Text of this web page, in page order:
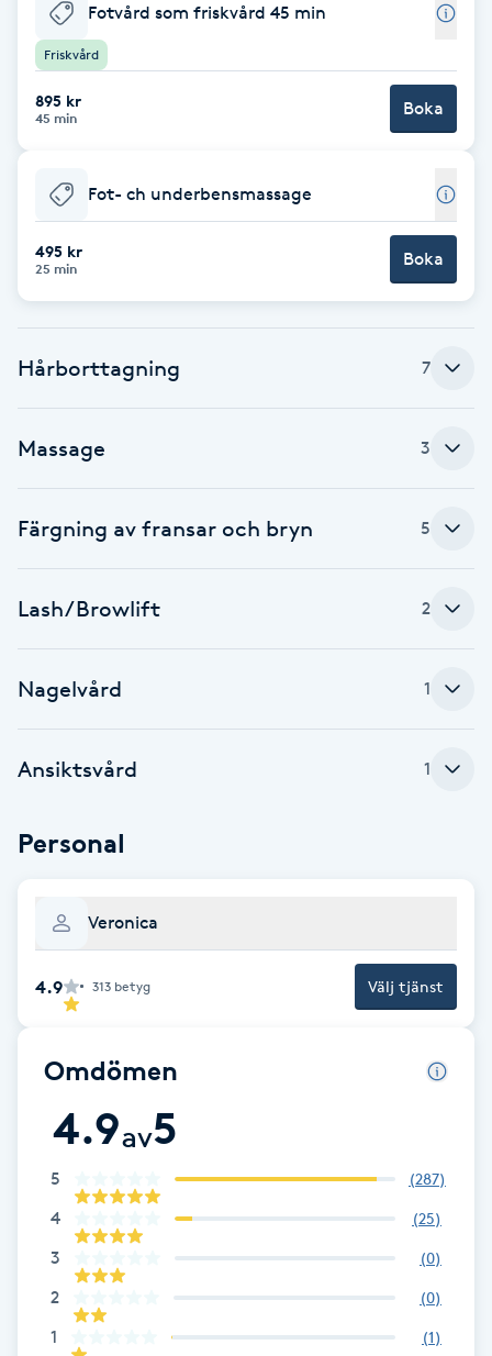
Dermapen
Diamantslipning
Enzympeeling
Extensions
Extensions borttagning
Eyeliner-tatuering
F
Face framing
Faceliftmassage
Fibromassage
Fillers
Fotvård
Fransar
Fransborttagning
Fransfärgning
Fransförlängning
Fransförlängning Megavolym
Fransförlängning Volym
Fotvård som friskvård 45 min
Friskvård
895 kr
45 min Boka
Fot- ch underbensmassage
495 kr
25 min Boka
Hårborttagning 7
Massage 3
Färgning av fransar och bryn 5
Lash/Browlift 2
Nagelvård 1
Ansiktsvård 1
Personal
Veronica
4.9 313 betyg Välj tjänst
Omdömen
4.9av5
5 (287)
4 (25)
3 (0)
2 (0)
1 (1)